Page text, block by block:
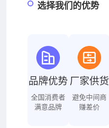
选择我们的优势
品牌优势
全国消费者
满意品牌
厂家供货
避免中间商
赚差价